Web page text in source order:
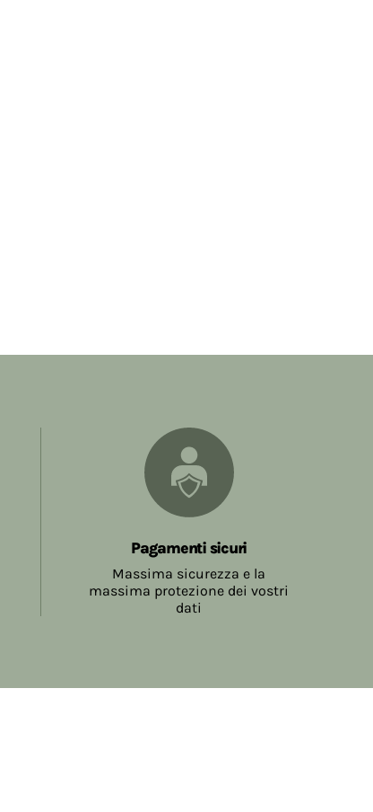
Pagamenti sicuri
Massima sicurezza e la
massima protezione dei vostri
dati